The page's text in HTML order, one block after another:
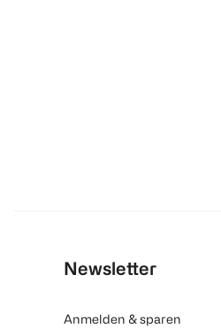
Newsletter
Anmelden & sparen